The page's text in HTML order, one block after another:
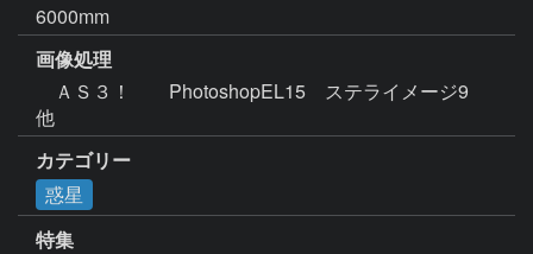
6000mm
画像処理
ＡＳ３！　　PhotoshopEL15　ステライメージ9
他
カテゴリー
惑星
特集